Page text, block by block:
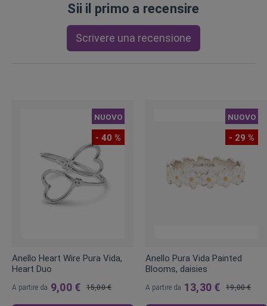
Sii il primo a recensire
Scrivere una recensione
NUOVO
- 40 %
Anello Heart Wire Pura Vida,
Heart Duo
A partire da 9,00 € 15,00 €
NUOVO
- 29 %
Anello Pura Vida Painted
Blooms, daisies
A partire da 13,30 € 19,00 €